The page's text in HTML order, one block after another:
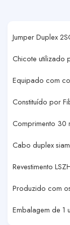
Jumper Duplex
Chicote utilizado
Equipado com
Constituído por
Comprimento 30
Cabo duplex
Revestimento
Produzido com
Embalagem de 1